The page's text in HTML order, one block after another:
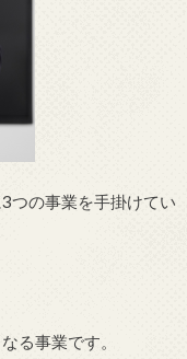
つの事業を手掛けてい
る事業です。